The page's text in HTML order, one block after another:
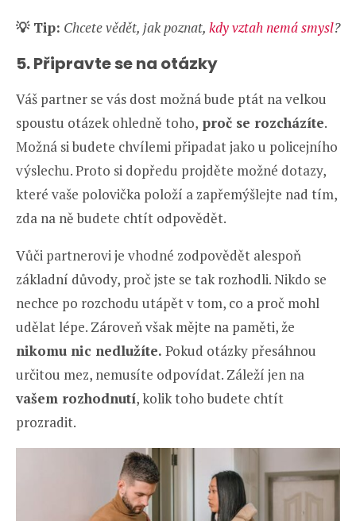
💡 Tip: Chcete vědět, jak poznat, kdy vztah nemá smysl?
5. Připravte se na otázky
Váš partner se vás dost možná bude ptát na velkou
spoustu otázek ohledně toho, proč se rozcházíte.
Možná si budete chvílemi připadat jako u policejního
výslechu. Proto si dopředu projděte možné dotazy,
které vaše polovička položí a zapřemýšlejte nad tím,
zda na ně budete chtít odpovědět.
Vůči partnerovi je vhodné zodpovědět alespoň
základní důvody, proč jste se tak rozhodli. Nikdo se
nechce po rozchodu utápět v tom, co a proč mohl
udělat lépe. Zároveň však mějte na paměti, že
nikomu nic nedlužíte. Pokud otázky přesáhnou
určitou mez, nemusíte odpovídat. Záleží jen na
vašem rozhodnutí, kolik toho budete chtít
prozradit.